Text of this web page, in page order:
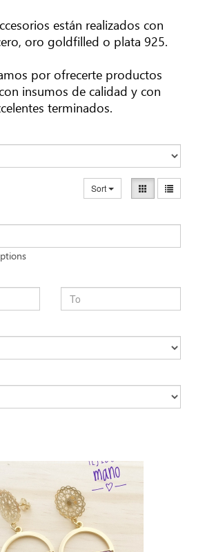
están realizados con
oro goldfilled o plata 925.
por ofrecerte productos
insumos de calidad y con
terminados.
Sort